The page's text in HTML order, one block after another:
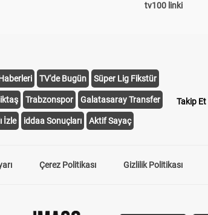
tv100 linki
TV'de Bugün Süper Lig Fikstür
Trabzonspor Galatasaray Transfer
İzle iddaa Sonuçları Aktif Sayaç
Takip Et
Çerez Politikası Gizlilik Politikası